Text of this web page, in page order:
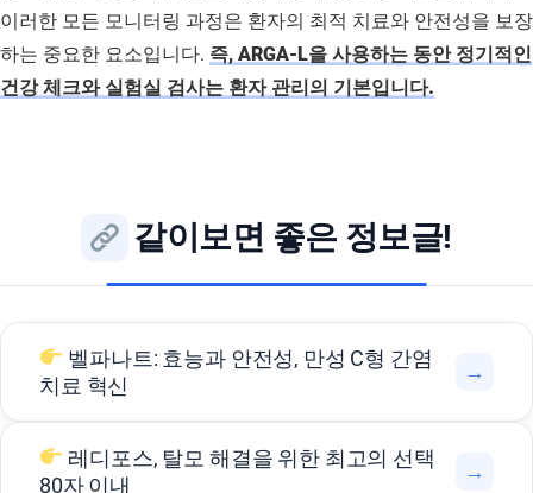
이러한 모든 모니터링 과정은 환자의 최적 치료와 안전성을 보장
하는 중요한 요소입니다. 즉, ARGA-L을 사용하는 동안 정기적인
건강 체크와 실험실 검사는 환자 관리의 기본입니다.
같이보면 좋은 정보글!
벨파나트: 효능과 안전성, 만성 C형 간염
치료 혁신
→
레디포스, 탈모 해결을 위한 최고의 선택
80자 이내
→